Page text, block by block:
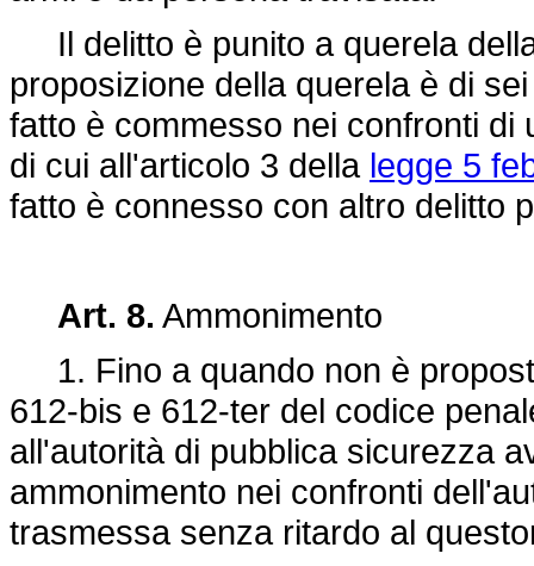
Il delitto è punito a querela
proposizione della querela è di
fatto è commesso nei confronti di
di cui all'articolo 3 della legge 5
fatto è connesso con altro delitto
Art. 8. Ammonimento
1. Fino a quando non è
612-bis e 612-ter del codice
all'autorità di pubblica sicurezza
ammonimento nei confronti
trasmessa senza ritardo al